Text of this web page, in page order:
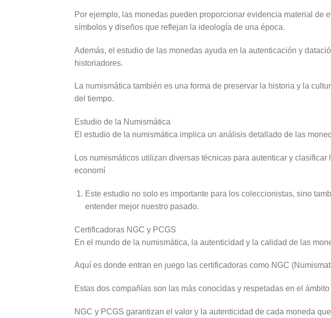
Por ejemplo, las monedas pueden proporcionar evidencia material
símbolos y diseños que reflejan la ideología de una época.
Además, el estudio de las monedas ayuda en la autenticación y
historiadores.
La numismática también es una forma de preservar la historia y la
del tiempo.
Estudio de la Numismática
El estudio de la numismática implica un análisis detallado de las
Los numismáticos utilizan diversas técnicas para autenticar y
economí
Este estudio no solo es importante para los coleccionistas, sino
entender mejor nuestro pasado.
Certificadoras NGC y PCGS
En el mundo de la numismática, la autenticidad y la calidad de las
Aquí es donde entran en juego las certificadoras como NGC
Estas dos compañías son las más conocidas y respetadas en el
NGC y PCGS garantizan el valor y la autenticidad de cada moneda